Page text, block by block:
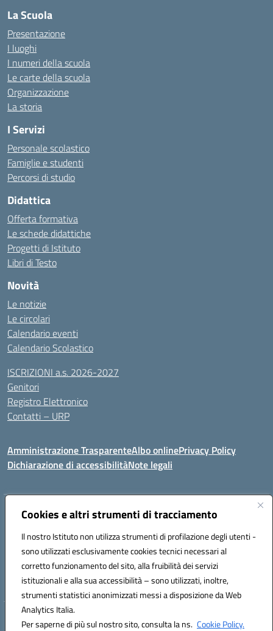
Cookies e altri strumenti di tracciamento
Il nostro Istituto non utilizza strumenti di profilazione degli utenti -
sono utilizzati esclusivamente cookies tecnici necessari al
corretto funzionamento del sito, alla fruibilità dei servizi
istituzionali e alla sua accessibilità – sono utilizzati, inoltre,
strumenti statistici anonimizzati messi a disposizione da Web
Analytics Italia.
Per saperne di più sul nostro sito, consulta la ns. Cookie Policy.
La Scuola
Presentazione
I luoghi
I numeri della scuola
Le carte della scuola
Organizzazione
La storia
I Servizi
Personale scolastico
Famiglie e studenti
Percorsi di studio
Didattica
Offerta formativa
Le schede didattiche
Progetti di Istituto
Libri di Testo
Novità
Le notizie
Le circolari
Calendario eventi
Calendario Scolastico
ISCRIZIONI a.s. 2026-2027
Genitori
Registro Elettronico
Contatti – URP
Amministrazione TrasparenteAlbo onlinePrivacy Policy
Dichiarazione di accessibilitàNote legali
Indirizzo:Via Tiziano, 50 - 60125 Ancona
Posta elettronica certificata (PEC):anic81600p@pec.istruzione.it
Codice fiscale: 93084460422
Codice meccanografico: ANIC81600P
Hosting & Powered by 3D Solution S.r.l.